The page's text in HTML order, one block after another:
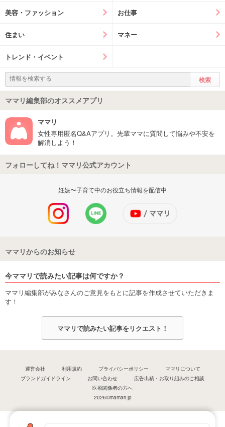
美容・ファッション お仕事
住まい マネー
トレンド・イベント
ママリ編集部のオススメアプリ
ママリ
女性専用匿名Q&Aアプリ。先輩ママに質問して悩みや不安を
解消しよう！
フォローしてね！ママリ公式アカウント
妊娠〜子育て中のお役立ち情報を配信中
ママリからのお知らせ
今ママリで読みたい記事は何ですか？
ママリ編集部がみなさんのご意見をもとに記事を作成させていただきま
す！
ママリで読みたい記事をリクエスト！
運営会社 利用規約 プライバシーポリシー
ママリについて
ブランドガイドライン
お問い合わせ
広告出稿・お取り組みのご相談
医療関係者の方へ
2026©mamari.jp